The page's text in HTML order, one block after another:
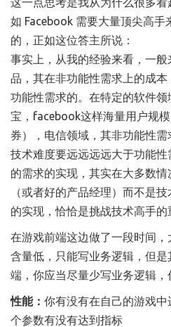
如 Facebook 需要大量顶尖高手
的，正如这位答主所说：
事实上，从我的经验来看，一
品，其在非功能性需求上的成
功能性需求的。在特定的软件
宝，facebook这样海量用户规
券），电信领域，其非功能性需
技术难度要远远远远大于功能
的需求的实现，其实在大多数
（或者好的产品经理）而不是
的实现，恰恰是挑战技术高手的
在游戏前端这边做了一段时间
含量低，只能写业务逻辑，但
端，你应当尽量少写业务逻辑，
性能： 你有没有在自己的游戏
个参数有没有达到指标